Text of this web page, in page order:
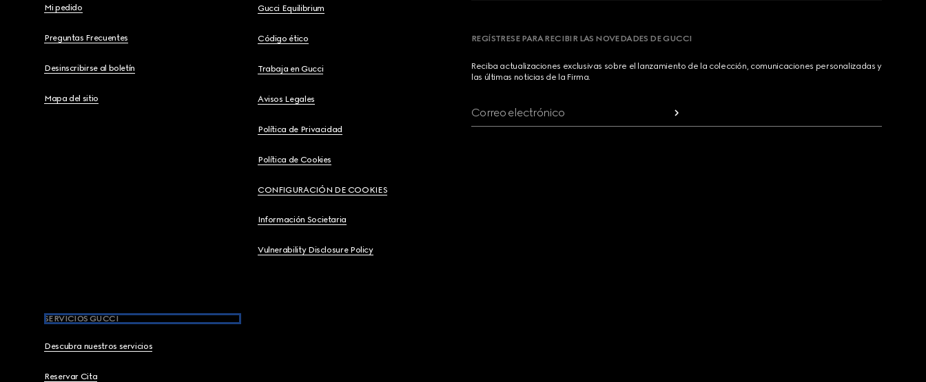
Mi pedido
Preguntas Frecuentes
Desinscribirse al boletín
Mapa del sitio
Gucci Equilibrium
Código ético
Trabaja en Gucci
Avisos Legales
Política de Privacidad
Política de Cookies
CONFIGURACIÓN DE COOKIES
Información Societaria
Vulnerability Disclosure Policy
SERVICIOS GUCCI
Descubra nuestros servicios
Reservar Cita
REGÍSTRESE PARA RECIBIR LAS NOVEDADES DE GUCCI
Reciba actualizaciones exclusivas sobre el lanzamiento de la colección, comunicaciones personalizadas y
las últimas noticias de la Firma.
Correo electrónico